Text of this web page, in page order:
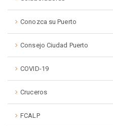
Conozca su Puerto
Consejo Ciudad Puerto
COVID-19
Cruceros
FCALP